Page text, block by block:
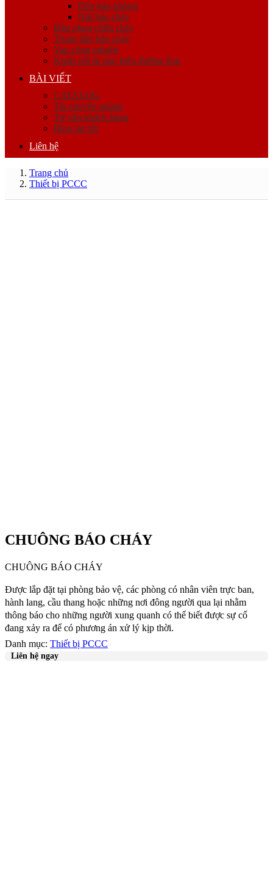
Đèn báo phòng
Nút báo cháy
Đầu phun chữa cháy
Trung tâm báo cháy
Van công nghiệp
Khớp nối & phụ kiện đường ống
BÀI VIẾT
CATALOG
Tin chuyên ngành
Tư vấn khách hàng
Blog tin tức
Liên hệ
Trang chủ
Thiết bị PCCC
CHUÔNG BÁO CHÁY
CHUÔNG BÁO CHÁY
Được lắp đặt tại phòng bảo vệ, các phòng có nhân viên trực ban,
hành lang, cầu thang hoặc những nơi đông người qua lại nhằm
thông báo cho những người xung quanh có thể biết được sự cố
đang xảy ra để có phương án xử lý kịp thời.
Danh mục: Thiết bị PCCC
Liên hệ ngay